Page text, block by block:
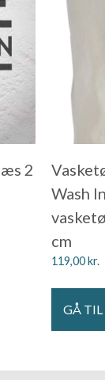
2
Wash
cm
119,00kr.
GÅ TIL